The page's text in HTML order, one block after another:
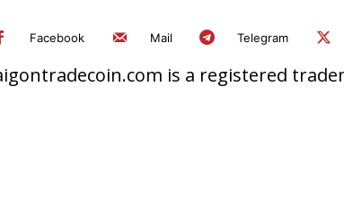
Facebook Mail Telegram
is a registered